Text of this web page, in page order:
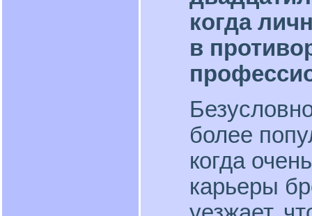
когда
в
более
когда
карьеры